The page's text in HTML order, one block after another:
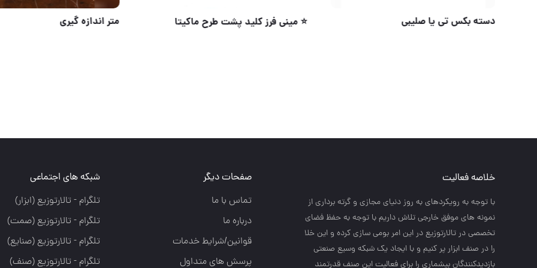
⭐️ اره عمود بر لیزری کیف دار باس دسته بکس تی یا صلیبی ⭐️ مینی فرز کلید پشت طرح
خلاصه فعالیت
با توجه به رويكردهاي به روز دنياي مجازي و گرته برداري از
نمونه هاي موفق خارجي تلاش داريم با توجه به حفظ فضاي
تخصصي در تالارتوزيع در اين امر بومي سازي كرده و اين خلا
را در صنف ابزار پر كنيم و با ايجاد يك شبكه وسيع صنعتي
بازديدكنندگان بيشماري را براي فعاليت اين صنف قدرتمند
صفحات دیگر
تماس با ما
درباره ما
قوانین/شرایط خدمات
پرسش های متداول
شبکه های اجتماعی
تلگرام - تالارتوزيع (ابزار)
تلگرام - تالارتوزيع (صمت)
تلگرام - تالارتوزيع (صنايع)
تلگرام - تالارتوزیع (صنف)